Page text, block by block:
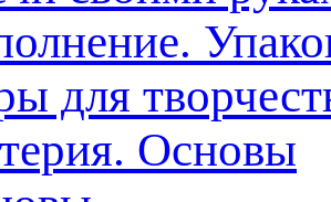
для
Основы